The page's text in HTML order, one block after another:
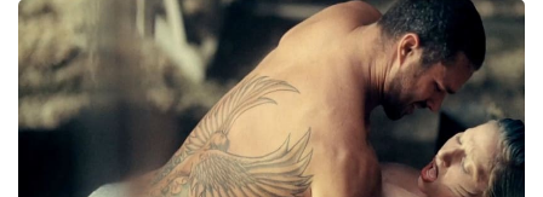
Youtubeři
Virály
Sex a vztahy